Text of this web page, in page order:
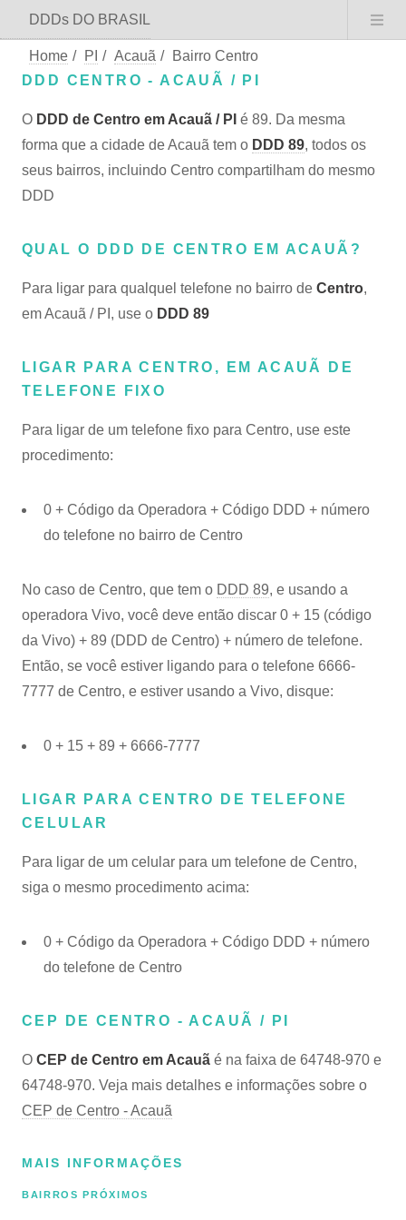
DDDs DO BRASIL
Home / PI / Acauã /
Bairro Centro
DDD CENTRO - ACAUÃ / PI
O DDD de Centro em Acauã / PI é 89. Da mesma
forma que a cidade de Acauã tem o DDD 89, todos os
seus bairros, incluindo Centro compartilham do mesmo
DDD
QUAL O DDD DE CENTRO EM ACAUÃ?
Para ligar para qualquel telefone no bairro de Centro,
em Acauã / PI, use o DDD 89
LIGAR PARA CENTRO, EM ACAUÃ DE
TELEFONE FIXO
Para ligar de um telefone fixo para Centro, use este
procedimento:
0 + Código da Operadora + Código DDD + número
do telefone no bairro de Centro
No caso de Centro, que tem o DDD 89, e usando a
operadora Vivo, você deve então discar 0 + 15 (código
da Vivo) + 89 (DDD de Centro) + número de telefone.
Então, se você estiver ligando para o telefone 6666-
7777 de Centro, e estiver usando a Vivo, disque:
0 + 15 + 89 + 6666-7777
LIGAR PARA CENTRO DE TELEFONE
CELULAR
Para ligar de um celular para um telefone de Centro,
siga o mesmo procedimento acima:
0 + Código da Operadora + Código DDD + número
do telefone de Centro
CEP DE CENTRO - ACAUÃ / PI
O CEP de Centro em Acauã é na faixa de 64748-970 e
64748-970. Veja mais detalhes e informações sobre o
CEP de Centro - Acauã
MAIS INFORMAÇÕES
BAIRROS PRÓXIMOS